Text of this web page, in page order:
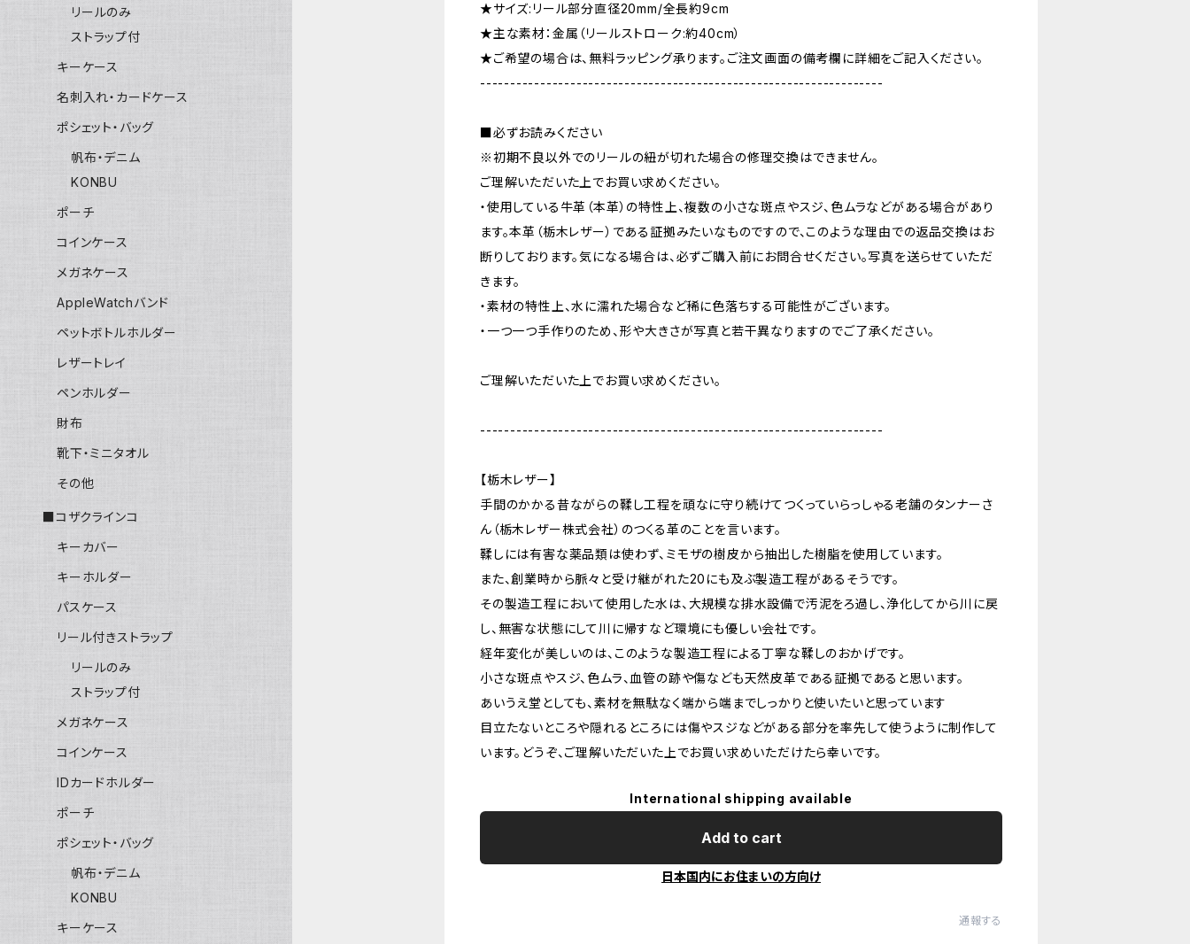
★サイズ:リール部分直径20mm/全長約9cm
★主な素材：金属（リールストローク:約40cm）
★ご希望の場合は、無料ラッピング承ります。ご注文画面の備考欄に詳細をご記入ください。
-------------------------------------------------------------------
■必ずお読みください
※初期不良以外でのリールの紐が切れた場合の修理交換はできません。
ご理解いただいた上でお買い求めください。
・使用している牛革（本革）の特性上、複数の小さな斑点やスジ、色ムラなどがある場合があり
ます。本革（栃木レザー）である証拠みたいなものですので、このような理由での返品交換はお
断りしております。気になる場合は、必ずご購入前にお問合せください。写真を送らせていただ
きます。
・素材の特性上、水に濡れた場合など稀に色落ちする可能性がございます。
・一つ一つ手作りのため、形や大きさが写真と若干異なりますのでご了承ください。
ご理解いただいた上でお買い求めください。
-------------------------------------------------------------------
【栃木レザー】
手間のかかる昔ながらの鞣し工程を頑なに守り続けてつくっていらっしゃる老舗のタンナーさ
ん（栃木レザー株式会社）のつくる革のことを言います。
鞣しには有害な薬品類は使わず、ミモザの樹皮から抽出した樹脂を使用しています。
また、創業時から脈々と受け継がれた20にも及ぶ製造工程があるそうです。
その製造工程において使用した水は、大規模な排水設備で汚泥をろ過し、浄化してから川に戻
し、無害な状態にして川に帰すなど環境にも優しい会社です。
経年変化が美しいのは、このような製造工程による丁寧な鞣しのおかげです。
小さな斑点やスジ、色ムラ、血管の跡や傷なども天然皮革である証拠であると思います。
あいうえ堂としても、素材を無駄なく端から端までしっかりと使いたいと思っています
目立たないところや隠れるところには傷やスジなどがある部分を率先して使うように制作して
います。どうぞ、ご理解いただいた上でお買い求めいただけたら幸いです。
International shipping available
Add to cart
日本国内にお住まいの方向け
通報する
リールのみ
ストラップ付
キーケース
名刺入れ・カードケース
ポシェット・バッグ
帆布・デニム
KONBU
ポーチ
コインケース
メガネケース
AppleWatchバンド
ペットボトルホルダー
レザートレイ
ペンホルダー
財布
靴下・ミニタオル
その他
■コザクラインコ
キーカバー
キーホルダー
パスケース
リール付きストラップ
リールのみ
ストラップ付
メガネケース
コインケース
IDカードホルダー
ポーチ
ポシェット・バッグ
帆布・デニム
KONBU
キーケース